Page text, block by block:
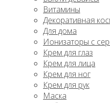
Витамины
Декоративная
Для дома
Ионизаторы с
Крем для глаз
Крем для лица
Крем для ног
Крем для рук
Маска